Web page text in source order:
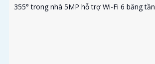
355° trong nhà 5MP hỗ trợ Wi-Fi 6 băng tần